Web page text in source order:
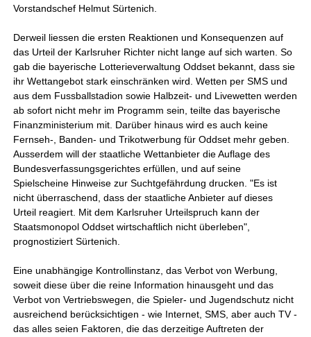
Vorstandschef Helmut Sürtenich.
Derweil liessen die ersten Reaktionen und Konsequenzen auf
das Urteil der Karlsruher Richter nicht lange auf sich warten. So
gab die bayerische Lotterieverwaltung Oddset bekannt, dass sie
ihr Wettangebot stark einschränken wird. Wetten per SMS und
aus dem Fussballstadion sowie Halbzeit- und Livewetten werden
ab sofort nicht mehr im Programm sein, teilte das bayerische
Finanzministerium mit. Darüber hinaus wird es auch keine
Fernseh-, Banden- und Trikotwerbung für Oddset mehr geben.
Ausserdem will der staatliche Wettanbieter die Auflage des
Bundesverfassungsgerichtes erfüllen, und auf seine
Spielscheine Hinweise zur Suchtgefährdung drucken. "Es ist
nicht überraschend, dass der staatliche Anbieter auf dieses
Urteil reagiert. Mit dem Karlsruher Urteilspruch kann der
Staatsmonopol Oddset wirtschaftlich nicht überleben",
prognostiziert Sürtenich.
Eine unabhängige Kontrollinstanz, das Verbot von Werbung,
soweit diese über die reine Information hinausgeht und das
Verbot von Vertriebswegen, die Spieler- und Jugendschutz nicht
ausreichend berücksichtigen - wie Internet, SMS, aber auch TV -
das alles seien Faktoren, die das derzeitige Auftreten der